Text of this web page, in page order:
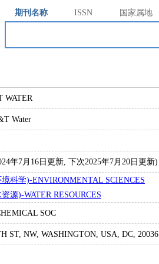
期刊名称 ISSN 国家属地
WATER
Water
年7月16日更新, 下次2025年7月20日更新)
科学)-ENVIRONMENTAL SCIENCES
源)-WATER RESOURCES
SOC
ST, NW, WASHINGTON, USA, DC, 20036